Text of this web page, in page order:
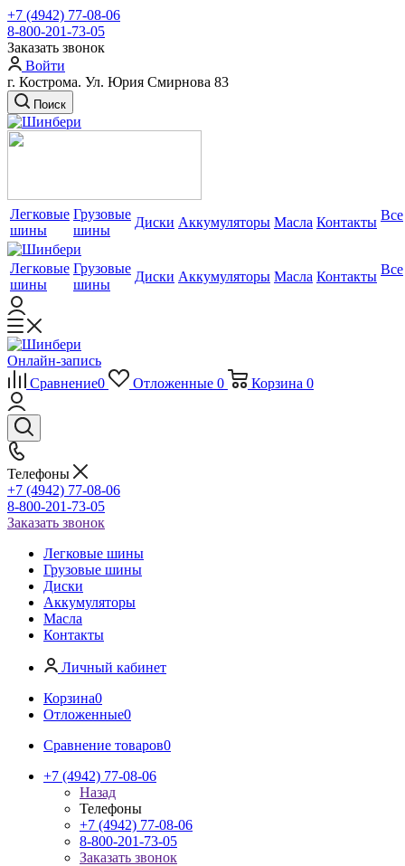
+7 (4942) 77-08-06
8-800-201-73-05
Заказать звонок
Войти
г. Кострома. Ул. Юрия Смирнова 83
Поиск
Легковые
шины
Грузовые
шины
Диски Аккумуляторы Масла Контакты Все
Легковые
шины
Грузовые
шины
Диски Аккумуляторы Масла Контакты Все
Онлайн-запись
Сравнение0 Отложенные 0 Корзина 0
Телефоны
+7 (4942) 77-08-06
8-800-201-73-05
Заказать звонок
Легковые шины
Грузовые шины
Диски
Аккумуляторы
Масла
Контакты
Личный кабинет
Корзина0
Отложенные0
Сравнение товаров0
+7 (4942) 77-08-06
Назад
Телефоны
+7 (4942) 77-08-06
8-800-201-73-05
Заказать звонок